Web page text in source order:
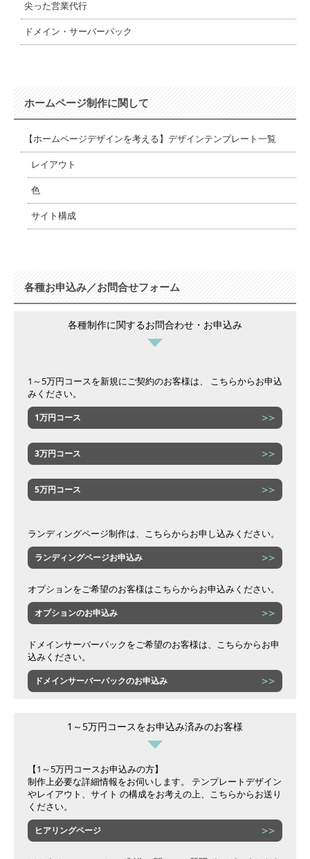
尖った営業代行
ドメイン・サーバーパック
ホームページ制作に関して
【ホームページデザインを考える】デザインテンプレート一覧
レイアウト
色
サイト構成
各種お申込み／お問合せフォーム
各種制作に関するお問合わせ・お申込み
1～5万円コースを新規にご契約のお客様は、 こちらからお申込
みください。
1万円コース
3万円コース
5万円コース
ランディングページ制作は、こちらからお申し込みください。
ランディングページお申込み
オプションをご希望のお客様はこちらからお申込みください。
オプションのお申込み
ドメインサーバーパックをご希望のお客様は、こちらからお申
込みください。
ドメインサーバーパックのお申込み
1～5万円コースをお申込み済みのお客様
【1～5万円コースお申込みの方】
制作上必要な詳細情報をお伺いします。 テンプレートデザイン
やレイアウト、サイト の構成をお考えの上、こちらからお送り
ください。
ヒアリングページ